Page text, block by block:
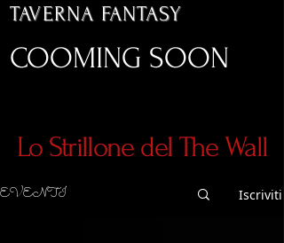
TAVERNA FANTASY
COOMING SOON
Lo Strillone del The Wall
EVENTI Iscriviti